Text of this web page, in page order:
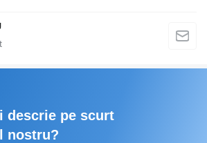
descrie pe scurt
nostru?